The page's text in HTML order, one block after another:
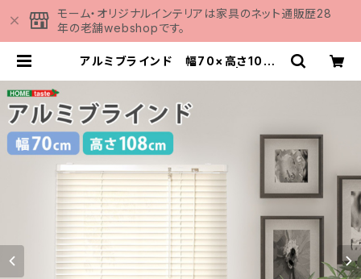
モーム・オリジナルインテリアは家具のネット通販歴28
年の老舗webshopです。
アルミブラインド 幅70×高さ108c